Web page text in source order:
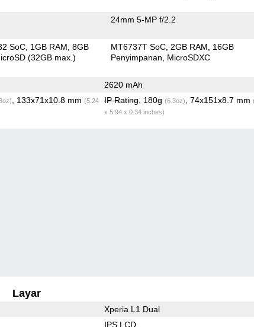
24mm 5-MP f/2.2
SoC 1GB RAM 8GB
(32GB max.)
MT6737T SoC 2GB RAM
16GB
Penyimpanan
MicroSDXC
2620 mAh
, 133x71x10.8 mm (5.24
IP Rating, 180g (6.3oz) , 74x151x8.7 mm
x 5.94 x 0.34 inches)
Layar
Xperia L1 Dual
IPS LCD